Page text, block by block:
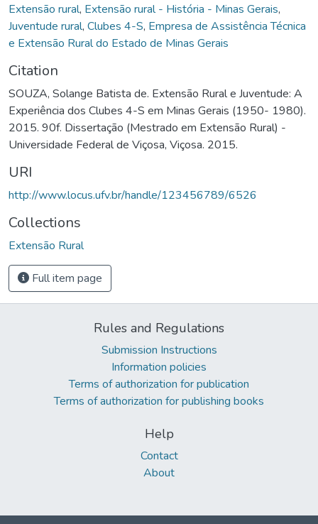
Extensão rural, Extensão rural - História - Minas Gerais,
Juventude rural, Clubes 4-S, Empresa de Assistência Técnica
e Extensão Rural do Estado de Minas Gerais
Citation
SOUZA, Solange Batista de. Extensão Rural e Juventude: A
Experiência dos Clubes 4-S em Minas Gerais (1950- 1980).
2015. 90f. Dissertação (Mestrado em Extensão Rural) -
Universidade Federal de Viçosa, Viçosa. 2015.
URI
http://www.locus.ufv.br/handle/123456789/6526
Collections
Extensão Rural
Full item page
Rules and Regulations
Submission Instructions
Information policies
Terms of authorization for publication
Terms of authorization for publishing books
Help
Contact
About